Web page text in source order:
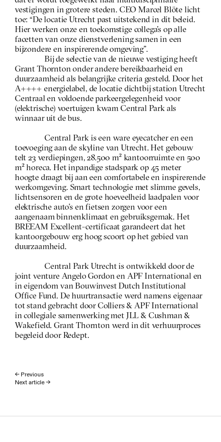
vestigingen in grotere steden. CEO Marcel Blöte licht
toe: “De locatie Utrecht past uitstekend in dit beleid.
Hier werken onze en toekomstige collega’s op alle
facetten van onze dienstverlening samen in een
bijzondere en inspirerende omgeving”.
Bij de selectie van de nieuwe vestiging heeft
Grant Thornton onder andere bereikbaarheid en
duurzaamheid als belangrijke criteria gesteld. Door het
A++++ energielabel, de locatie dichtbij station Utrecht
Centraal en voldoende parkeergelegenheid voor
(elektrische) voertuigen kwam Central Park als
winnaar uit de bus.
Central Park is een ware eyecatcher en een
toevoeging aan de skyline van Utrecht. Het gebouw
telt 23 verdiepingen, 28.500 m² kantoorruimte en 500
m² horeca. Het inpandige stadspark op 45 meter
hoogte draagt bij aan een comfortabele en inspirerende
werkomgeving. Smart technologie met slimme gevels,
lichtsensoren en de grote hoeveelheid laadpalen voor
elektrische auto’s en fietsen zorgen voor een
aangenaam binnenklimaat en gebruiksgemak. Het
BREEAM Excellent-certificaat garandeert dat het
kantoorgebouw erg hoog scoort op het gebied van
duurzaamheid.
Central Park Utrecht is ontwikkeld door de
joint venture Angelo Gordon en APF International en
in eigendom van Bouwinvest Dutch Institutional
Office Fund. De huurtransactie werd namens eigenaar
tot stand gebracht door Colliers & APF International
in collegiale samenwerking met JLL & Cushman &
Wakefield. Grant Thornton werd in dit verhuurproces
begeleid door Redept.
← Previous
Next article →